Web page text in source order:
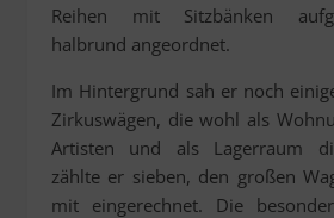
Reihen mit Sitzbänken
halbrund angeordnet.
Im Hintergrund sah er noch
Zirkuswägen, die wohl als
Artisten und als Lagerraum
zählte er sieben, den großen
mit eingerechnet. Die